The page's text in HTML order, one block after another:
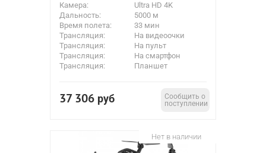
Камера:
Ultra HD 4K
Дальность:
5000 м
Время полета:
33 мин
Трансляция:
На видеоочки
Трансляция:
На пульт
Трансляция:
На смартфон
Трансляция:
Планшет
37 306 руб
Сообщить о
поступлении
Нет в наличии